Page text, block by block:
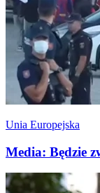
Unia Europejska
Media: Będzie